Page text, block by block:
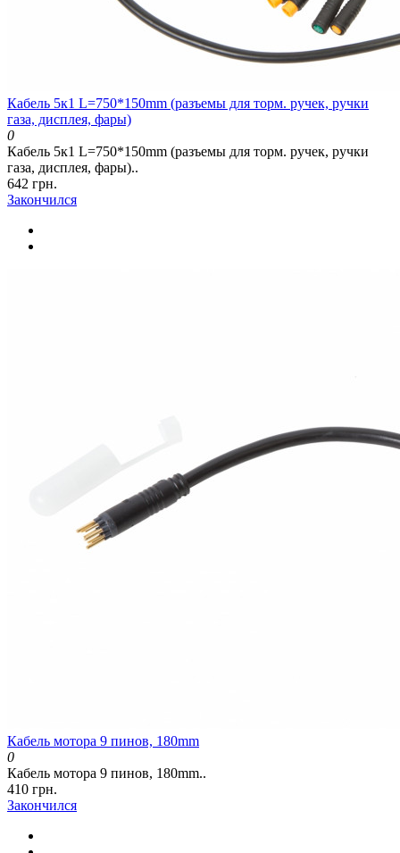
Кабель 5к1 L=750*150mm (разъемы для торм. ручек, ручки
газа, дисплея, фары)
0
Кабель 5к1 L=750*150mm (разъемы для торм. ручек, ручки
газа, дисплея, фары)..
642 грн.
Закончился
Кабель мотора 9 пинов, 180mm
0
Кабель мотора 9 пинов, 180mm..
410 грн.
Закончился